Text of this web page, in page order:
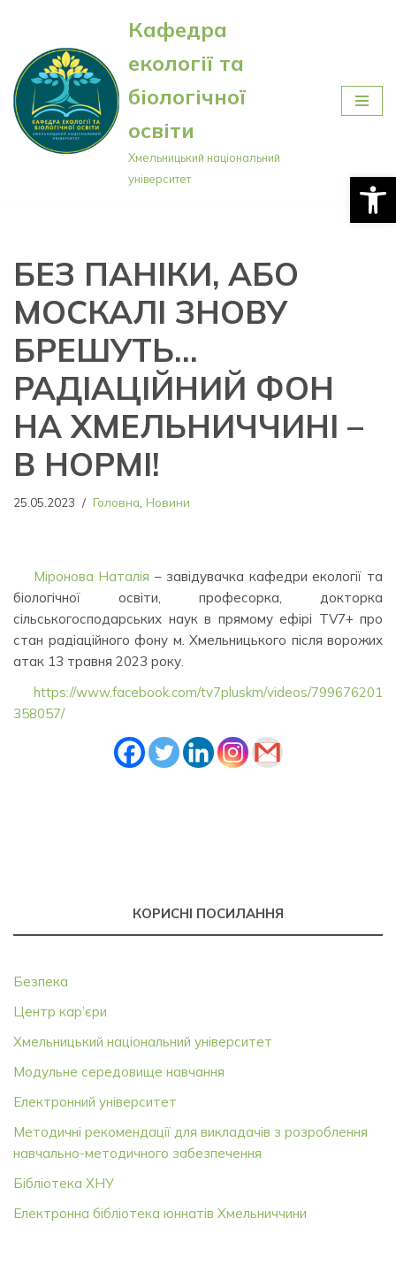
Перейти
до
вмісту
Кафедра
екології та
біологічної
освіти
Хмельницький національний
університет
БЕЗ ПАНІКИ, АБО
МОСКАЛІ ЗНОВУ
БРЕШУТЬ…
РАДІАЦІЙНИЙ ФОН
НА ХМЕЛЬНИЧЧИНІ –
В НОРМІ!
25.05.2023 Головна Новини
Міронова Наталія – завідувачка кафедри екології та
біологічної освіти, професорка, докторка
сільськогосподарських наук в прямому ефірі TV7+ про
стан радіаційного фону м. Хмельницького після ворожих
атак 13 травня 2023 року.
https://www.facebook.com/tv7pluskm/videos/799676201
358057/
КОРИСНІ ПОСИЛАННЯ
Безпека
Центр кар’єри
Хмельницький національний університет
Модульне середовище навчання
Електронний університет
Методичні рекомендації для викладачів з розроблення
навчально-методичного забезпечення
Бібліотека ХНУ
Електронна бібліотека юннатів Хмельниччини